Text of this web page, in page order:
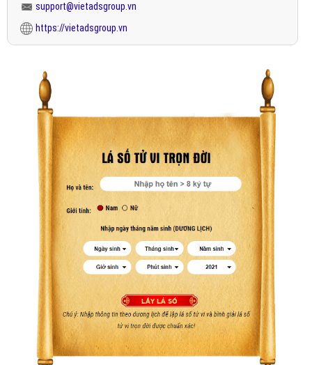
support@vietadsgroup.vn
https://vietadsgroup.vn